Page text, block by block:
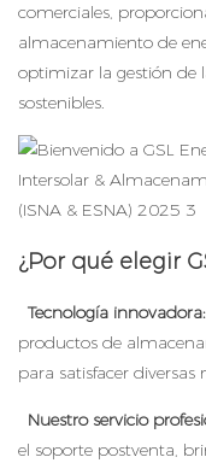
comerciales,
almacenamiento de
optimizar la gestión de
sostenibles.
¿Por qué elegir
Tecnología innovadora:
productos de
para satisfacer diversas
Nuestro servicio
el soporte postventa,